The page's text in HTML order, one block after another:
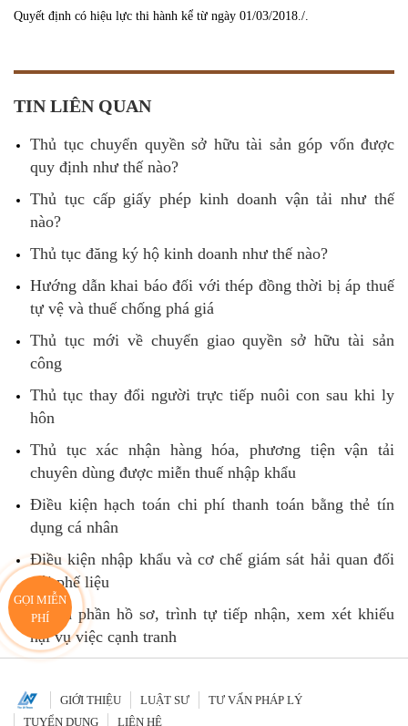
Quyết định có hiệu lực thi hành kể từ ngày 01/03/2018./.
TIN LIÊN QUAN
Thủ tục chuyển quyền sở hữu tài sản góp vốn được
quy định như thế nào?
Thủ tục cấp giấy phép kinh doanh vận tải như thế
nào?
Thủ tục đăng ký hộ kinh doanh như thế nào?
Hướng dẫn khai báo đối với thép đồng thời bị áp thuế
tự vệ và thuế chống phá giá
Thủ tục mới về chuyển giao quyền sở hữu tài sản
công
Thủ tục thay đổi người trực tiếp nuôi con sau khi ly
hôn
Thủ tục xác nhận hàng hóa, phương tiện vận tải
chuyên dùng được miễn thuế nhập khẩu
Điều kiện hạch toán chi phí thanh toán bằng thẻ tín
dụng cá nhân
Điều kiện nhập khẩu và cơ chế giám sát hải quan đối
với phế liệu
Thành phần hồ sơ, trình tự tiếp nhận, xem xét khiếu
nại vụ việc cạnh tranh
GIỚI THIỆU LUẬT SƯ
TƯ VẤN PHÁP LÝ
TUYỂN DỤNG
LIÊN HỆ
GỌI MIỄN
PHÍ